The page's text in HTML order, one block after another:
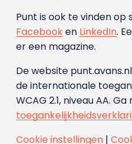
Punt is ook te vinden op
Facebooken LinkedIn.
er een magazine.
De website
de internationale
WCAG 2.1, niveau AA.
Cookie instellingen|